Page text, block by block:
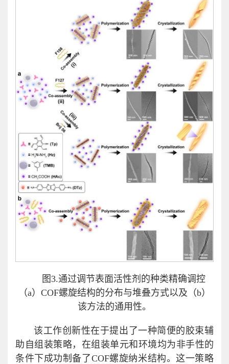
图3.通过调节表面活性剂的种类精确调控
（a）COF螺旋结构的分布与堆叠方式以及（b）
该方法的通用性。
该工作创新性在于提出了一种简便的胶束辅
助自组装策略，在组装单元和环境均为非手性的
条件下成功制备了COF螺旋纳米结构。这一策略